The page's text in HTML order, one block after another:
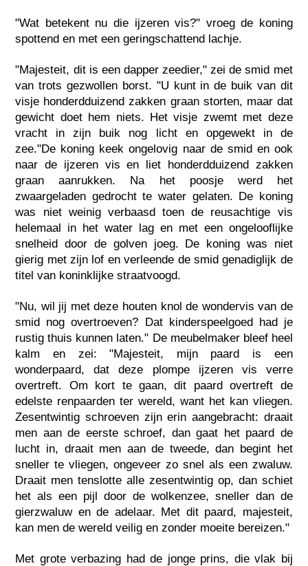
"Wat betekent nu die ijzeren vis?" vroeg de koning
spottend en met een geringschattend lachje.
"Majesteit, dit is een dapper zeedier," zei de smid met
van trots gezwollen borst. "U kunt in de buik van dit
visje honderdduizend zakken graan storten, maar dat
gewicht doet hem niets. Het visje zwemt met deze
vracht in zijn buik nog licht en opgewekt in de
zee."De koning keek ongelovig naar de smid en ook
naar de ijzeren vis en liet honderdduizend zakken
graan aanrukken. Na het poosje werd het
zwaargeladen gedrocht te water gelaten. De koning
was niet weinig verbaasd toen de reusachtige vis
helemaal in het water lag en met een ongelooflijke
snelheid door de golven joeg. De koning was niet
gierig met zijn lof en verleende de smid genadiglijk de
titel van koninklijke straatvoogd.
"Nu, wil jij met deze houten knol de wondervis van de
smid nog overtroeven? Dat kinderspeelgoed had je
rustig thuis kunnen laten." De meubelmaker bleef heel
kalm en zei: "Majesteit, mijn paard is een
wonderpaard, dat deze plompe ijzeren vis verre
overtreft. Om kort te gaan, dit paard overtreft de
edelste renpaarden ter wereld, want het kan vliegen.
Zesentwintig schroeven zijn erin aangebracht: draait
men aan de eerste schroef, dan gaat het paard de
lucht in, draait men aan de tweede, dan begint het
sneller te vliegen, ongeveer zo snel als een zwaluw.
Draait men tenslotte alle zesentwintig op, dan schiet
het als een pijl door de wolkenzee, sneller dan de
gierzwaluw en de adelaar. Met dit paard, majesteit,
kan men de wereld veilig en zonder moeite bereizen."
Met grote verbazing had de jonge prins, die vlak bij